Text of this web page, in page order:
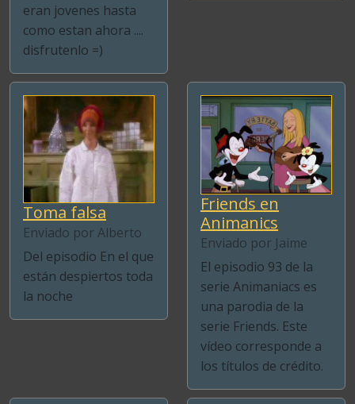
eran jovenes hasta
como estan ahora ....
disfrutenlo =)
Toma falsa
Enviado por Alberto
Del episodio En el que
están despiertos toda
la noche
Friends en
Animanics
Enviado por Jaime
El episodio 93 de la
serie Animaniacs es
una parodia de la
serie Friends. Este
vídeo corresponde a
los títulos de crédito.